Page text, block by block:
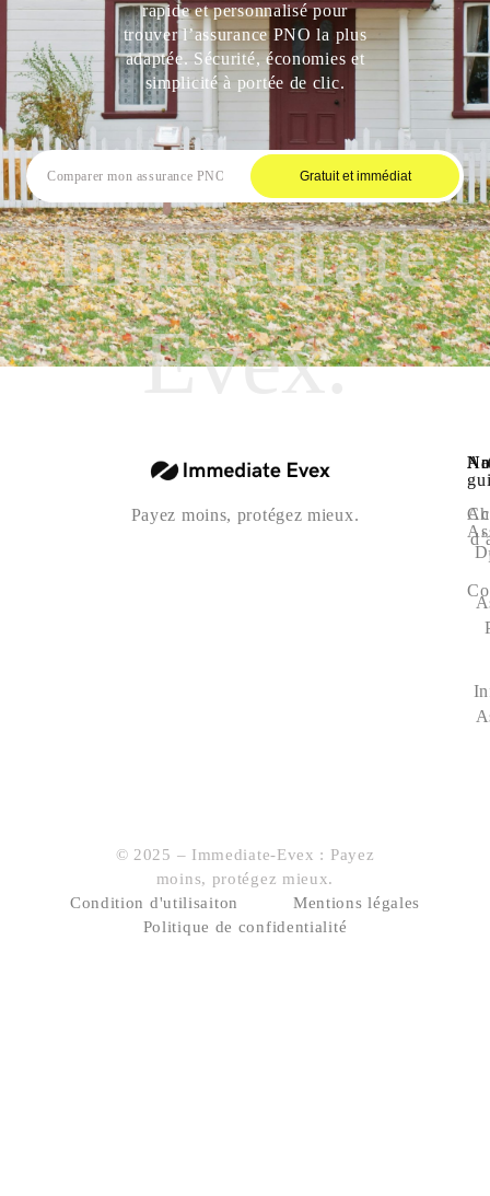
rapide et personnalisé pour
trouver l’assurance PNO la plus
adaptée. Sécurité, économies et
simplicité à portée de clic.
Gratuit et immédiat
Immediate
Evex.
Payez moins, protégez mieux.
© 2025 – Immediate-Evex : Payez
moins, protégez mieux.
Condition d'utilisaiton
Mentions légales
Politique de confidentialité